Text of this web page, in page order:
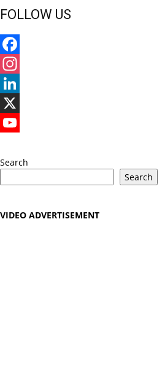
FOLLOW US
Facebook
Instagram
LinkedIn
X
Search
Search
VIDEO ADVERTISEMENT